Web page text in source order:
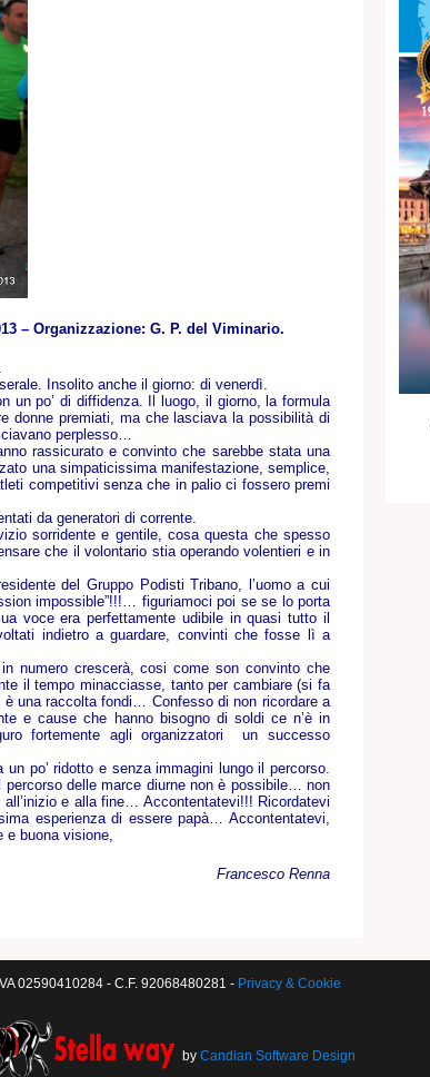
– Organizzazione: G. P. del Viminario.
Insolito anche il giorno: di venerdì.
un po’ di diffidenza. Il luogo, il giorno, la formula
donne premiati, ma che lasciava la possibilità di
perplesso…
rassicurato e convinto che sarebbe stata una
una simpaticissima manifestazione, semplice,
competitivi senza che in palio ci fossero premi
da generatori di corrente.
sorridente e gentile, cosa questa che spesso
che il volontario stia operando volentieri e in
del Gruppo Podisti Tribano, l’uomo a cui
impossible”!!!… figuriamoci poi se se lo porta
voce era perfettamente udibile in quasi tutto il
indietro a guardare, convinti che fosse lì a
numero crescerà, cosi come son convinto che
il tempo minacciasse, tanto per cambiare (si fa
una raccolta fondi… Confesso di non ricordare a
e cause che hanno bisogno di soldi ce n’è in
fortemente agli organizzatori un successo
po’ ridotto e senza immagini lungo il percorso.
delle marce diurne non è possibile… non
e alla fine… Accontentatevi!!! Ricordatevi
esperienza di essere papà… Accontentatevi,
buona visione,
Francesco Renna
02590410284 - C.F. 92068480281 - Privacy & Cookie
by Candian Software Design